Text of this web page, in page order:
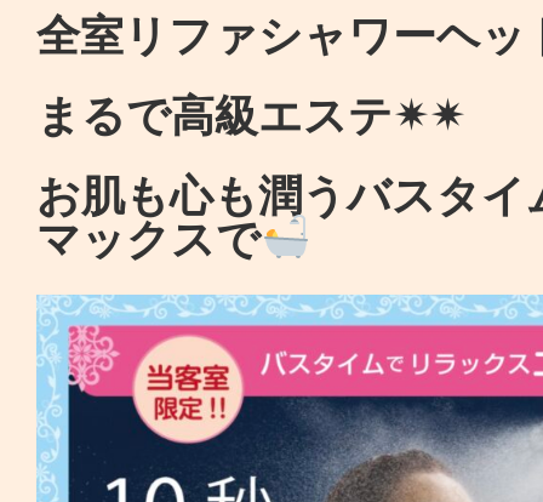
全室リファシャワーヘッ
まるで高級エステ✴✴
お肌も心も潤うバスタイ
マックスで